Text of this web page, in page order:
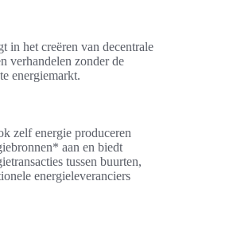
in het creëren van decentrale
verhandelen zonder de
energiemarkt.
zelf energie produceren
aan en biedt
tussen buurten,
energieleveranciers